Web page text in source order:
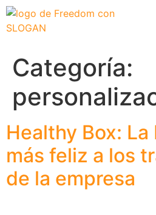
Categoría:
Healthy Box: La
más feliz a los
de la empresa